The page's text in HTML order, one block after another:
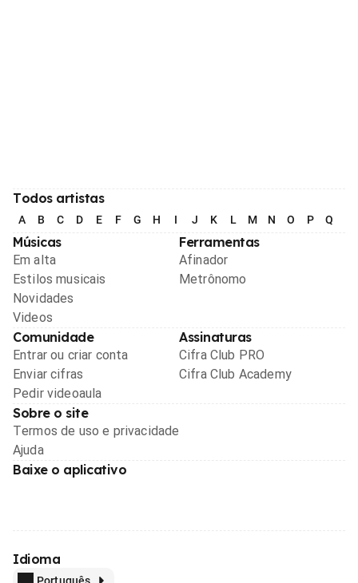
Todos artistas
A B C D E F G H I J K L M N O P Q
Músicas
Em alta
Estilos musicais
Novidades
Videos
Ferramentas
Afinador
Metrônomo
Comunidade
Entrar ou criar conta
Enviar cifras
Pedir videoaula
Assinaturas
Cifra Club PRO
Cifra Club Academy
Sobre o site
Termos de uso e privacidade
Ajuda
Baixe o aplicativo
Idioma